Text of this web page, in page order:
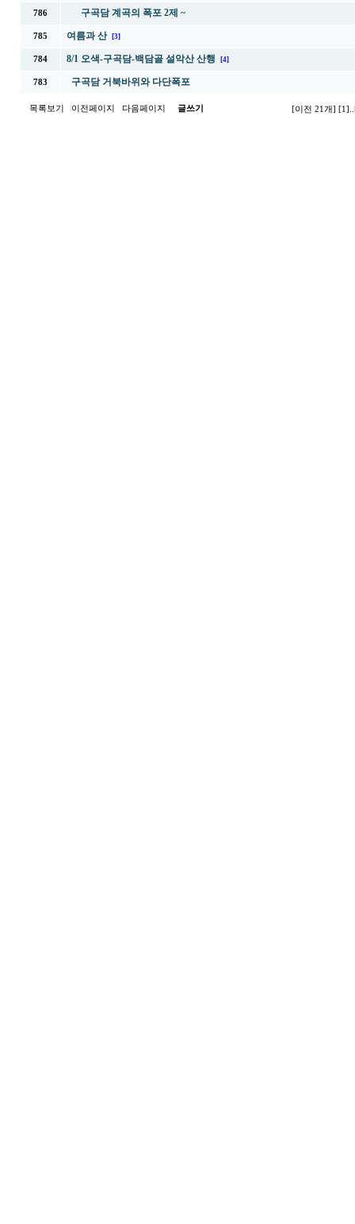
786 구곡담 계곡의 폭포 2제 ~
785 여름과 산 [3]
784 8/1 오색-구곡담-백담골 설악산 산행 [4]
783 구곡담 거북바위와 다단폭포
목록보기 이전페이지 다음페이지 글쓰기 [이전 21개] [1]